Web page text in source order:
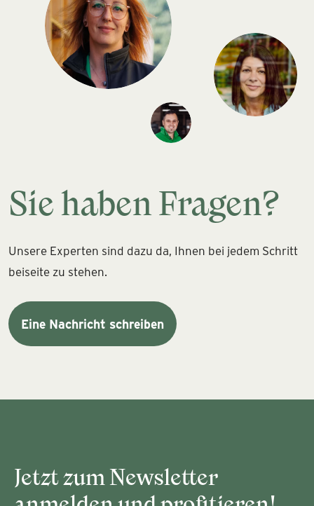
Sie haben Fragen?
Unsere Experten sind dazu da, Ihnen bei jedem Schritt
beiseite zu stehen.
Eine Nachricht schreiben
Jetzt zum Newsletter